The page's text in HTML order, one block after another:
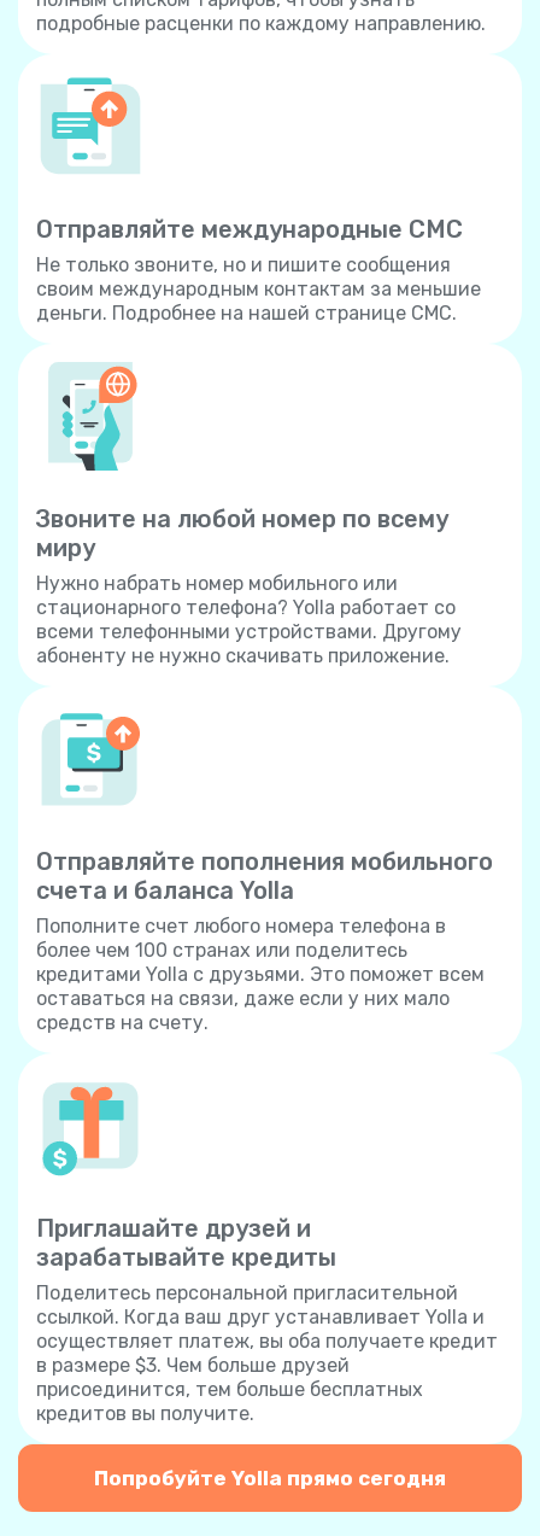
подробные расценки по каждому направлению.
Отправляйте международные СМС
Не только звоните, но и пишите сообщения
своим международным контактам за меньшие
деньги. Подробнее на нашей странице СМС.
Звоните на любой номер по всему
миру
Нужно набрать номер мобильного или
стационарного телефона? Yolla работает со
всеми телефонными устройствами. Другому
абоненту не нужно скачивать приложение.
Отправляйте пополнения мобильного
счета и баланса Yolla
Пополните счет любого номера телефона в
более чем 100 странах или поделитесь
кредитами Yolla с друзьями. Это поможет всем
оставаться на связи, даже если у них мало
средств на счету.
Приглашайте друзей и
зарабатывайте кредиты
Поделитесь персональной пригласительной
ссылкой. Когда ваш друг устанавливает Yolla и
осуществляет платеж, вы оба получаете кредит
в размере $3. Чем больше друзей
присоединится, тем больше бесплатных
кредитов вы получите.
Попробуйте Yolla прямо сегодня